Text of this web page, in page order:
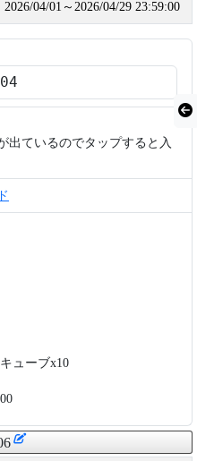
2026/04/01～2026/04/29 23:59:00
出ているのでタップすると入
ューブx10